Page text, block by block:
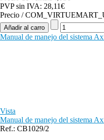
PVP sin IVA: 28,11€
Precio /
Manual de manejo del sistema
Vista
Manual de manejo del sistema
Ref.: CB1029/2